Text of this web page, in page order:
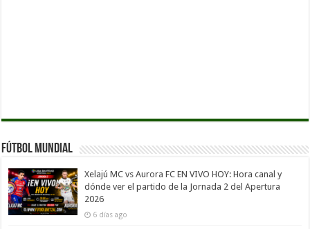
Fútbol Mundial
Xelajú MC vs Aurora FC EN VIVO HOY: Hora canal y
dónde ver el partido de la Jornada 2 del Apertura
2026
6 días ago